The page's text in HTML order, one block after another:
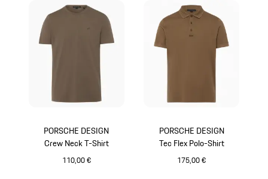
PORSCHE DESIGN
Crew Neck T-Shirt
110,00 €
PORSCHE DESIGN
Tec Flex Polo-Shirt
175,00 €